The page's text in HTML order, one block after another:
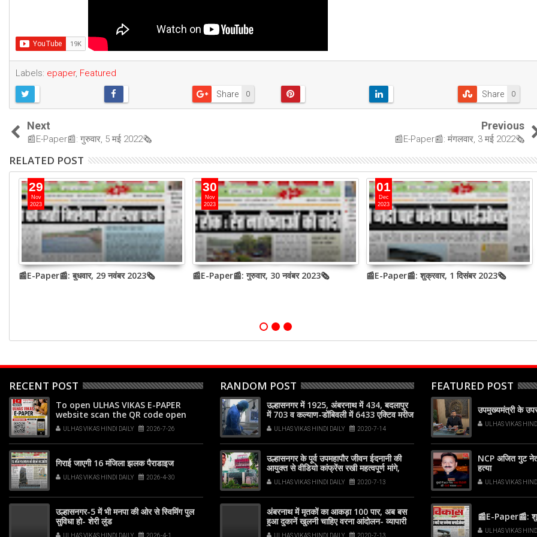
Labels: epaper, Featured
0
Share 0
Share
Next
📰E-Paper📰: गुरुवार, 5 मई 2022🗞
Previous
📰E-Paper📰: मंगलवार, 3 मई 2022🗞
RELATED POST
29
Nov
2023
📰E-Paper📰: बुधवार, 29 नवंबर 2023🗞
30
Nov
2023
📰E-Paper📰: गुरुवार, 30 नवंबर 2023🗞
01
Dec
2023
📰E-Paper📰: शुक्रवार, 1 दिसंबर 2023🗞
RECENT POST
To open ULHAS VIKAS E-PAPER
website scan the QR code open
your phone's camera app or
Google Lens, point it at the code,
and tap the web link popup that
ULHAS VIKAS HINDI DAILY 2026-7-26
गिराई जाएगी 16 मंजिला झलक पैराडाइज
ULHAS VIKAS HINDI DAILY 2026-4-30
उल्हासनगर-5 में भी मनपा की ओर से स्विमिंग पुल
सुविधा हो- शेरी लुंड
ULHAS VIKAS HINDI DAILY 2026-4-1
RANDOM POST
उल्हासनगर में 1925, अंबरनाथ में 434, बदलापुर
में 703 व कल्याण-डोंबिवली में 6433 एक्टिव मरीज
ULHAS VIKAS HINDI DAILY 2020-7-14
उल्हासनगर के पूर्व उपमहापौर जीवन ईदनानी की
आयुक्त से वीडियो कांफ्रेंस रखी महत्वपूर्ण मांगे,
आज मिले 225 मरीज
ULHAS VIKAS HINDI DAILY 2020-7-13
अंबरनाथ में मृतकों का आकड़ा 100 पार, अब बस
हुआ दुकानें खुलनी चाहिए वरना आंदोलन- व्यापारी
संघ ULHAS VIKAS HINDI DAILY 2020-7-13
FEATURED POST
उपमुख्यमंत्री के
ULHAS VIKAS
NCP अजित गुट नेता
हत्या
ULHAS VIKAS
📰E-Paper📰:
ULHAS VIKAS